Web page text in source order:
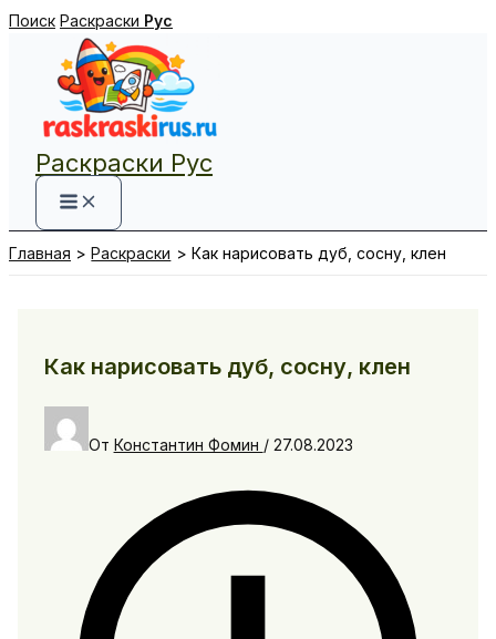
Перейти
содержимому
Поиск Раскраски Рус
Раскраски Рус
Главная Раскраски Как нарисовать дуб, сосну, клен
Как нарисовать дуб, сосну, клен
От Константин Фомин / 27.08.2023